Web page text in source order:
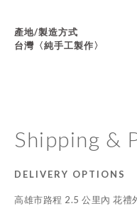
產地/製造方式
台灣〈純手工製作〉
Shipping &
DELIVERY OPTIONS
高雄市路程 2.5 公里內 花禮